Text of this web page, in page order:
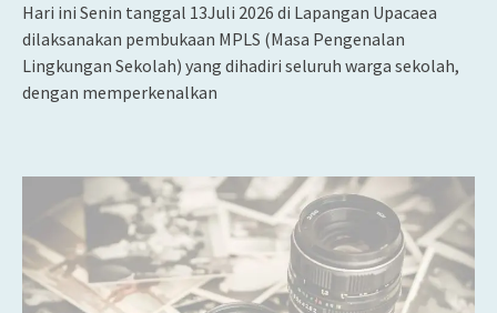
Hari ini Senin tanggal 13Juli 2026 di Lapangan Upacaea
dilaksanakan pembukaan MPLS (Masa Pengenalan
Lingkungan Sekolah) yang dihadiri seluruh warga sekolah,
dengan memperkenalkan